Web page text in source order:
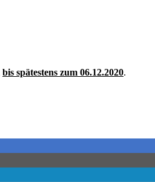
bis spätestens zum 06.12.2020.